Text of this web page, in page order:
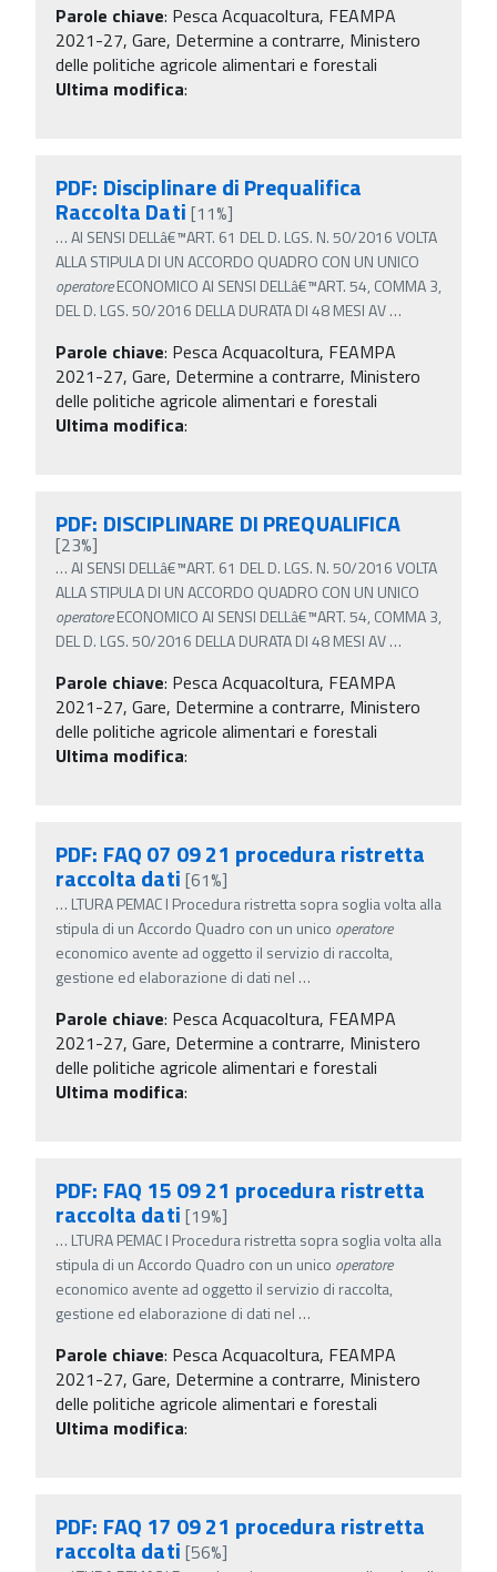
Parole chiave: Pesca Acquacoltura, FEAMPA
2021-27, Gare, Determine a contrarre, Ministero
delle politiche agricole alimentari e forestali
Ultima modifica:
PDF: Disciplinare di Prequalifica
Raccolta Dati [11%]
…AI SENSI DELLâ€™ART. 61 DEL D. LGS. N. 50/2016 VOLTA
ALLA STIPULA DI UN ACCORDO QUADRO CON UN UNICO
operatoreECONOMICO AI SENSI DELLâ€™ART. 54, COMMA 3,
DEL D. LGS. 50/2016 DELLA DURATA DI 48 MESI AV…
Parole chiave: Pesca Acquacoltura, FEAMPA
2021-27, Gare, Determine a contrarre, Ministero
delle politiche agricole alimentari e forestali
Ultima modifica:
PDF: DISCIPLINARE DI PREQUALIFICA
[23%]
…AI SENSI DELLâ€™ART. 61 DEL D. LGS. N. 50/2016 VOLTA
ALLA STIPULA DI UN ACCORDO QUADRO CON UN UNICO
operatoreECONOMICO AI SENSI DELLâ€™ART. 54, COMMA 3,
DEL D. LGS. 50/2016 DELLA DURATA DI 48 MESI AV…
Parole chiave: Pesca Acquacoltura, FEAMPA
2021-27, Gare, Determine a contrarre, Ministero
delle politiche agricole alimentari e forestali
Ultima modifica:
PDF: FAQ 07 09 21 procedura ristretta
raccolta dati [61%]
… LTURA PEMAC I Procedura ristretta sopra soglia volta alla
stipula di un Accordo Quadro con un unico operatore
economico avente ad oggetto il servizio di raccolta,
gestione ed elaborazione di dati nel …
Parole chiave: Pesca Acquacoltura, FEAMPA
2021-27, Gare, Determine a contrarre, Ministero
delle politiche agricole alimentari e forestali
Ultima modifica:
PDF: FAQ 15 09 21 procedura ristretta
raccolta dati [19%]
… LTURA PEMAC I Procedura ristretta sopra soglia volta alla
stipula di un Accordo Quadro con un unico operatore
economico avente ad oggetto il servizio di raccolta,
gestione ed elaborazione di dati nel …
Parole chiave: Pesca Acquacoltura, FEAMPA
2021-27, Gare, Determine a contrarre, Ministero
delle politiche agricole alimentari e forestali
Ultima modifica:
PDF: FAQ 17 09 21 procedura ristretta
raccolta dati [56%]